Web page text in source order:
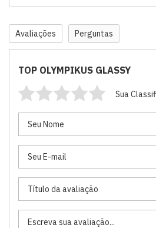
Avaliações Perguntas
TOP OLYMPIKUS GLASSY
Sua